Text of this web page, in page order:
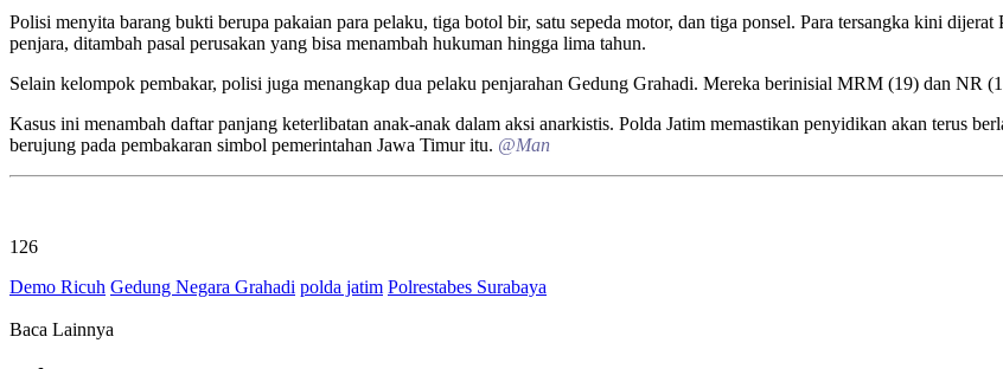
Polisi menyita barang bukti berupa pakaian para pelaku, tiga botol bir, satu sepeda motor, dan tiga ponsel. Para tersangka kini
penjara, ditambah pasal perusakan yang bisa menambah hukuman hingga lima tahun.
Selain kelompok pembakar, polisi juga menangkap dua pelaku penjarahan Gedung Grahadi. Mereka berinisial MRM (19) dan NR
Kasus ini menambah daftar panjang keterlibatan anak-anak dalam aksi anarkistis. Polda Jatim memastikan penyidikan akan terus
berujung pada pembakaran simbol pemerintahan Jawa Timur itu. @Man
126
Demo Ricuh Gedung Negara Grahadi polda jatim Polrestabes Surabaya
Baca Lainnya